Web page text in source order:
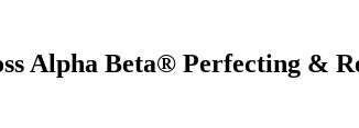
Alpha Beta® Perfecting &